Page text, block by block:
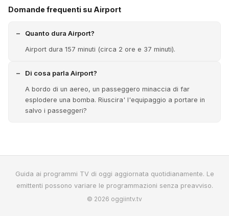
Domande frequenti su Airport
Quanto dura Airport?
Airport dura 157 minuti (circa 2 ore e 37 minuti).
Di cosa parla Airport?
A bordo di un aereo, un passeggero minaccia di far
esplodere una bomba. Riuscira' l'equipaggio a portare in
salvo i passeggeri?
Guida ai programmi TV di oggi aggiornata quotidianamente. Le
emittenti possono variare le programmazioni senza preavviso.
© 2026 oggiintv.tv